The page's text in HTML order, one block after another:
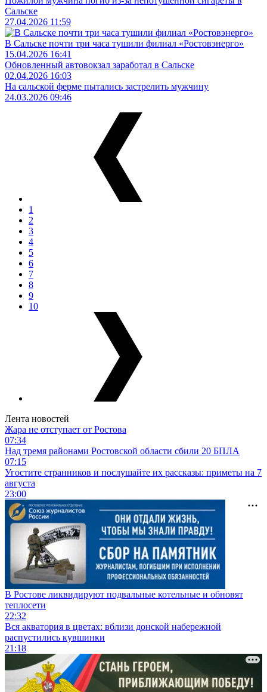
Сальске
27.04.2026 11:59
В Сальске почти три часа тушили филиал «Ростовэнерго»
15.04.2026 16:41
Обновленный автовокзал заработал в Сальске
02.04.2026 16:03
На сальской ферме пытались застрелить мужчину
24.03.2026 09:46
1
2
3
4
5
6
7
8
9
10
Лента новостей
Жара не отступает от Ростова
07:34
Над тремя районами Ростовской области сбили 20 БПЛА
07:15
Угостите странников и послушайте их рассказы: приметы на 7
августа
23:00
В Ростове ликвидируют подвальные котельные и обновят
теплосети
22:32
Вся акватория в цветах: вблизи донской набережной
распустились кувшинки
21:18